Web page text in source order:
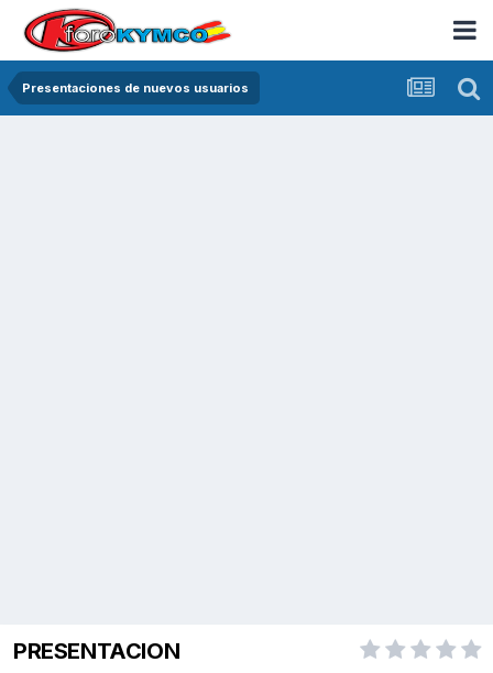
Presentaciones de nuevos usuarios
PRESENTACION